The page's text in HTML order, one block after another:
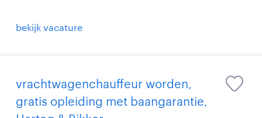
bekijk vacature
vrachtwagenchauffeur worden,
gratis opleiding met baangarantie,